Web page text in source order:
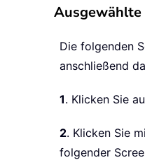
Ausgewählte
Die folgenden
anschließend
1. Klicken Sie
2. Klicken Sie
folgender